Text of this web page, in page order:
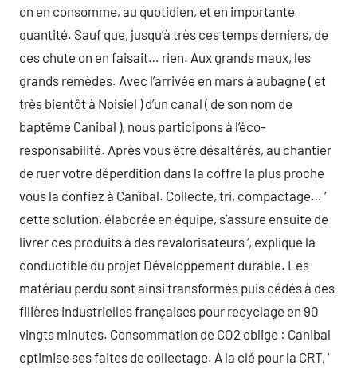
on en consomme, au quotidien, et en importante
quantité. Sauf que, jusqu’à très ces temps derniers, de
ces chute on en faisait… rien. Aux grands maux, les
grands remèdes. Avec l’arrivée en mars à aubagne ( et
très bientôt à Noisiel ) d’un canal ( de son nom de
baptême Canibal ), nous participons à l’éco-
responsabilité. Après vous être désaltérés, au chantier
de ruer votre déperdition dans la coffre la plus proche
vous la confiez à Canibal. Collecte, tri, compactage… ‘
cette solution, élaborée en équipe, s’assure ensuite de
livrer ces produits à des revalorisateurs ‘, explique la
conductible du projet Développement durable. Les
matériau perdu sont ainsi transformés puis cédés à des
filières industrielles françaises pour recyclage en 90
vingts minutes. Consommation de CO2 oblige : Canibal
optimise ses faites de collectage. A la clé pour la CRT, ‘